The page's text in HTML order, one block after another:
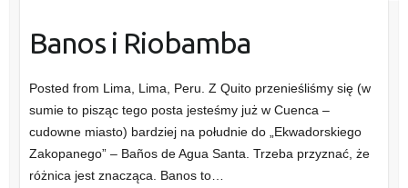
Banos i Riobamba
Posted from Lima, Lima, Peru. Z Quito przenieśliśmy się (w
sumie to pisząc tego posta jesteśmy już w Cuenca –
cudowne miasto) bardziej na południe do „Ekwadorskiego
Zakopanego” – Baños de Agua Santa. Trzeba przyznać, że
różnica jest znacząca. Banos to…